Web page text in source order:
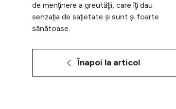
de menţinere a greutăţii, care îţi dau
senzaţia de saţietate şi sunt şi foarte
sănătoase.
Înapoi la articol